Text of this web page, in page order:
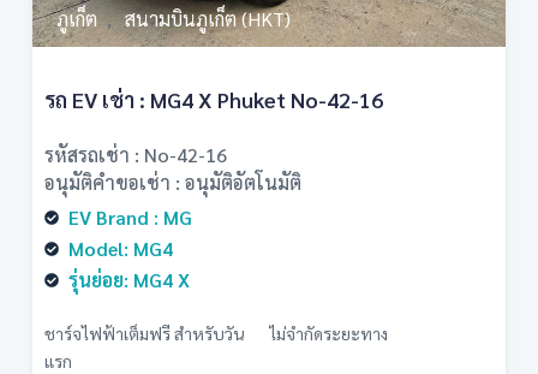
ภูเก็ต , สนามบินภูเก็ต (HKT)
รถ EV เช่า : MG4 X Phuket No-42-16
รหัสรถเช่า : No-42-16
อนุมัติคำขอเช่า : อนุมัติอัตโนมัติ
EV Brand : MG
Model: MG4
รุ่นย่อย: MG4 X
ชาร์จไฟฟ้าเต็มฟรี สำหรับวัน
แรก
ไม่จำกัดระยะทาง